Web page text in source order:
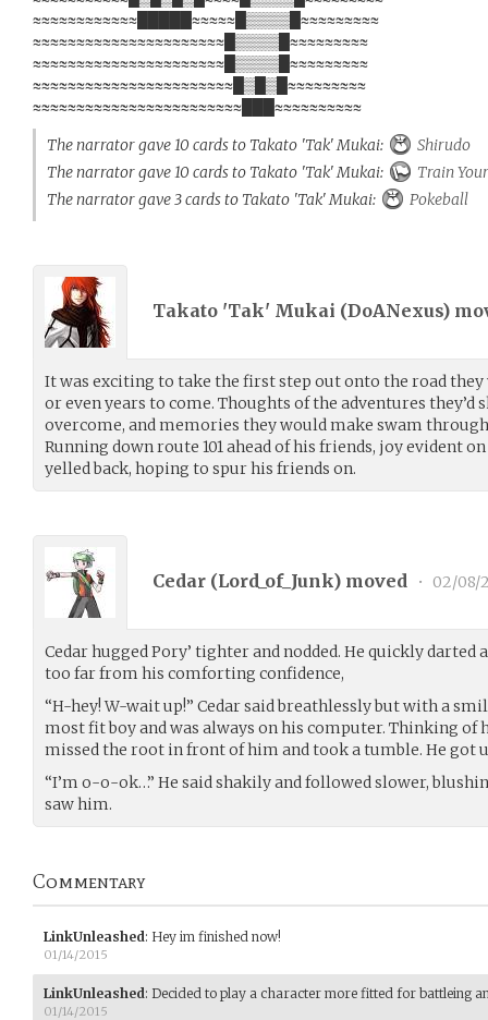
≈≈≈≈≈≈≈≈≈≈≈≈█████≈≈≈≈≈█▒▒▒▒█≈≈≈≈≈≈≈≈≈
≈≈≈≈≈≈≈≈≈≈≈≈≈≈≈≈≈≈≈≈≈≈█▒▒▒▒█≈≈≈≈≈≈≈≈≈
≈≈≈≈≈≈≈≈≈≈≈≈≈≈≈≈≈≈≈≈≈≈█▒▒▒▒█≈≈≈≈≈≈≈≈≈
≈≈≈≈≈≈≈≈≈≈≈≈≈≈≈≈≈≈≈≈≈≈≈█▒█▒█≈≈≈≈≈≈≈≈≈
≈≈≈≈≈≈≈≈≈≈≈≈≈≈≈≈≈≈≈≈≈≈≈≈███≈≈≈≈≈≈≈≈≈≈
The narrator gave 10 cards to Takato 'Tak' Mukai:
Shirudo
The narrator gave 10 cards to Takato 'Tak' Mukai:
Train
The narrator gave 3 cards to Takato 'Tak' Mukai:
Pokeball
Takato 'Tak' Mukai (DoANexus)
It was exciting to take the first step out onto the road
or even years to come. Thoughts of the adventures they’d
overcome, and memories they would make swam through
Running down route 101 ahead of his friends, joy evident on
yelled back, hoping to spur his friends on.
Cedar (Lord_of_Junk) moved • 02/08/
Cedar hugged Pory’ tighter and nodded. He quickly darted
too far from his comforting confidence,
“H-hey! W-wait up!” Cedar said breathlessly but with a
most fit boy and was always on his computer. Thinking of
missed the root in front of him and took a tumble. He got
“I’m o-o-ok…” He said shakily and followed slower,
saw him.
Commentary
LinkUnleashed : Hey im finished now!
01/14/2015
LinkUnleashed : Decided to play a character more fitted for battleing
01/14/2015